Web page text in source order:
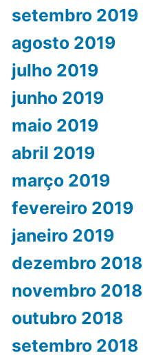
setembro 2019
agosto 2019
julho 2019
junho 2019
maio 2019
abril 2019
março 2019
fevereiro 2019
janeiro 2019
dezembro 2018
novembro 2018
outubro 2018
setembro 2018